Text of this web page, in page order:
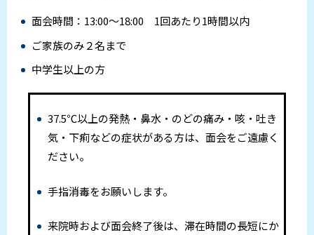
面会時間：13:00～18:00 1回あたり1時間以内
ご家族のみ２名まで
中学生以上の方
37.5℃以上の発熱・鼻水・のどの痛み・咳・吐き
気・下痢などの症状がある方は、面会をご遠慮く
ださい。
手指消毒をお願いします。
来院時および面会終了後は、滞在時間の長短にか